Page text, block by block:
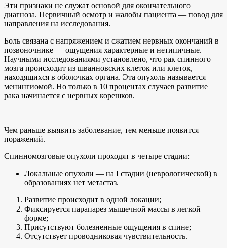
Эти признаки не служат основой для окончательного
диагноза. Первичный осмотр и жалобы пациента — повод для
направления на исследования.
Боль связана с напряжением и сжатием нервных окончаний в
позвоночнике — ощущения характерные и нетипичные.
Научными исследованиями установлено, что рак спинного
мозга происходит из шванновских клеток или клеток,
находящихся в оболочках органа. Эта опухоль называется
менингиомой. Но только в 10 процентах случаев развитие
рака начинается с нервных корешков.
Чем раньше выявить заболевание, тем меньше появится
поражений.
Спинномозговые опухоли проходят в четыре стадии:
Локальные опухоли — на I стадии (неврологической) в
образованиях нет метастаз.
Развитие происходит в одной локации;
Фиксируется парапарез мышечной массы в легкой
форме;
Присутствуют болезненные ощущения в спине;
Отсутствует проводниковая чувствительность.